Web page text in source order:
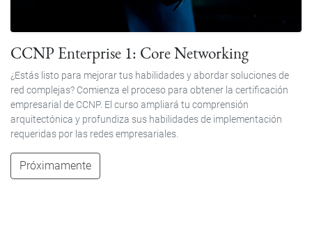
CCNP Enterprise 1: Core Networking
¿Estás listo para mejorar tus habilidades y abordar soluciones de
red complejas? Comienza el proceso para obtener la certificación
empresarial de CCNP. El curso ampliará tu comprensión
arquitectónica y profundiza sus habilidades de implementación
requeridas por las redes empresariales.
Próximamente